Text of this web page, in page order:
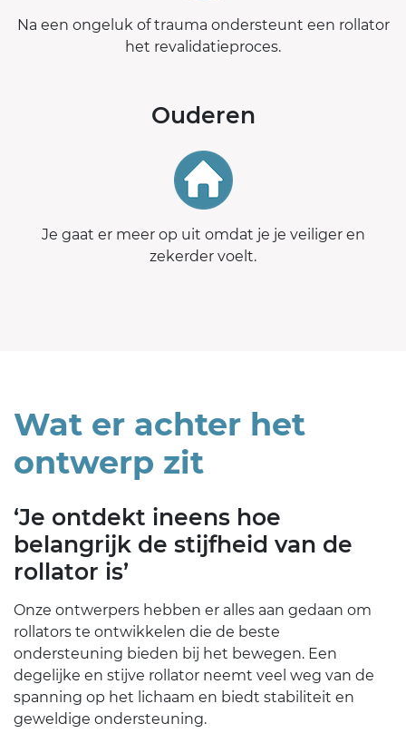
Na een ongeluk of trauma ondersteunt een rollator
het revalidatieproces.
Ouderen
Je gaat er meer op uit omdat je je veiliger en
zekerder voelt.
Wat er achter het
ontwerp zit
‘Je ontdekt ineens hoe
belangrijk de stijfheid van de
rollator is’
Onze ontwerpers hebben er alles aan gedaan om
rollators te ontwikkelen die de beste
ondersteuning bieden bij het bewegen. Een
degelijke en stijve rollator neemt veel weg van de
spanning op het lichaam en biedt stabiliteit en
geweldige ondersteuning.